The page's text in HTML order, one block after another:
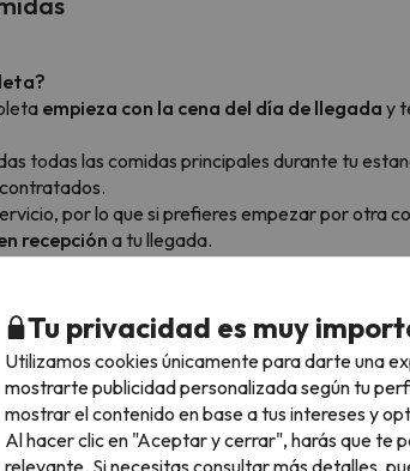
empieza con la cena del día de llegada y
todas las comidas principales durante tu
por lo que si prefieres empezar por otra
recepción a tu llegada.
refiere únicamente al servicio de restauración.
hotel para organizar tu llegada y tu regreso.
destino
Tu privacidad es muy
Utilizamos cookies únicamente para darte una
mostrarte publicidad personalizada según tu
mostrar el contenido en base a tus intereses y
Al hacer clic en "Aceptar y cerrar", harás que te
relevante. Si necesitas consultar más detalles,